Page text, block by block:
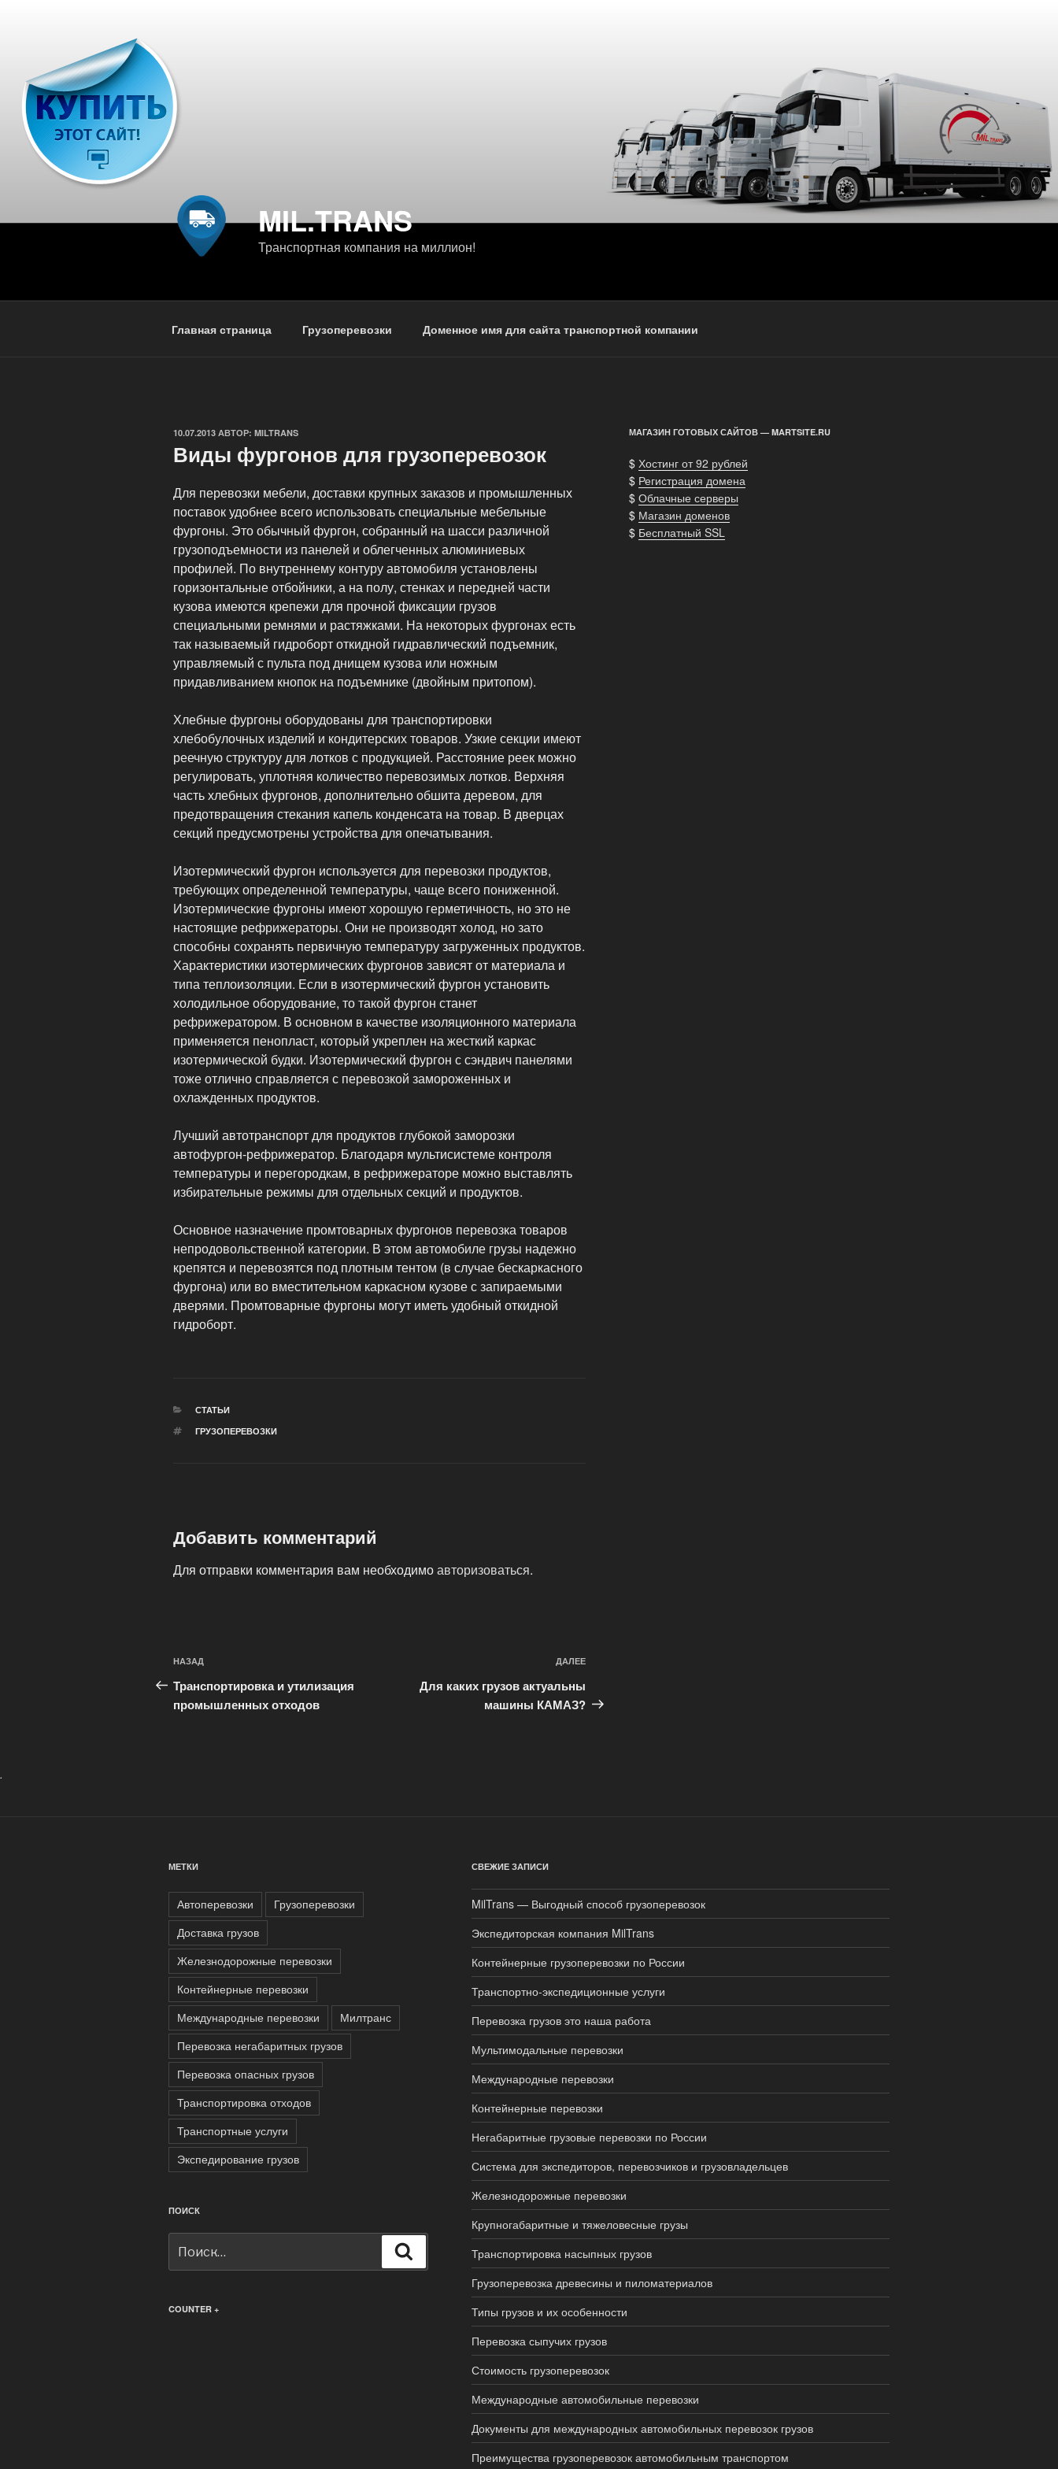
MIL.TRANS
Транспортная компания на миллион!
Главная страница Грузоперевозки Доменное имя для сайта транспортной компании
ОПУБЛИКОВАНО
10.07.2013 АВТОР: MILTRANS
Виды фургонов для грузоперевозок
Для перевозки мебели, доставки крупных заказов и промышленных
поставок удобнее всего использовать специальные мебельные
фургоны. Это обычный фургон, собранный на шасси различной
грузоподъемности из панелей и облегченных алюминиевых
профилей. По внутреннему контуру автомобиля установлены
горизонтальные отбойники, а на полу, стенках и передней части
кузова имеются крепежи для прочной фиксации грузов
специальными ремнями и растяжками. На некоторых фургонах есть
так называемый гидроборт откидной гидравлический подъемник,
управляемый с пульта под днищем кузова или ножным
придавливанием кнопок на подъемнике (двойным притопом).
Хлебные фургоны оборудованы для транспортировки
хлебобулочных изделий и кондитерских товаров. Узкие секции имеют
реечную структуру для лотков с продукцией. Расстояние реек можно
регулировать, уплотняя количество перевозимых лотков. Верхняя
часть хлебных фургонов, дополнительно обшита деревом, для
предотвращения стекания капель конденсата на товар. В дверцах
секций предусмотрены устройства для опечатывания.
Изотермический фургон используется для перевозки продуктов,
требующих определенной температуры, чаще всего пониженной.
Изотермические фургоны имеют хорошую герметичность, но это не
настоящие рефрижераторы. Они не производят холод, но зато
способны сохранять первичную температуру загруженных продуктов.
Характеристики изотермических фургонов зависят от материала и
типа теплоизоляции. Если в изотермический фургон установить
холодильное оборудование, то такой фургон станет
рефрижератором. В основном в качестве изоляционного материала
применяется пенопласт, который укреплен на жесткий каркас
изотермической будки. Изотермический фургон с сэндвич панелями
тоже отлично справляется с перевозкой замороженных и
охлажденных продуктов.
Лучший автотранспорт для продуктов глубокой заморозки
автофургон-рефрижератор. Благодаря мультисистеме контроля
температуры и перегородкам, в рефрижераторе можно выставлять
избирательные режимы для отдельных секций и продуктов.
Основное назначение промтоварных фургонов перевозка товаров
непродовольственной категории. В этом автомобиле грузы надежно
крепятся и перевозятся под плотным тентом (в случае бескаркасного
фургона) или во вместительном каркасном кузове с запираемыми
дверями. Промтоварные фургоны могут иметь удобный откидной
гидроборт.
РУБРИКИ
СТАТЬИ
МЕТКИ
ГРУЗОПЕРЕВОЗКИ
Добавить комментарий
Для отправки комментария вам необходимоавторизоваться.
Навигация
по
записям
Предыдущая
запись:
НАЗАД
Транспортировка и утилизация
промышленных отходов
ДАЛЕЕ
Для каких грузов актуальны
машины КАМАЗ?
МАГАЗИН ГОТОВЫХ САЙТОВ — MARTSITE.RU
$ Хостинг от 92 рублей
$ Регистрация домена
$ Облачные серверы
$ Магазин доменов
$ Бесплатный SSL
.
МЕТКИ
Автоперевозки
Грузоперевозки
Доставка грузов
Железнодорожные перевозки
Контейнерные перевозки
Международные перевозки
Милтранс
Перевозка негабаритных грузов
Перевозка опасных грузов
Транспортировка отходов
Транспортные услуги
Экспедирование грузов
ПОИСК
COUNTER +
СВЕЖИЕ ЗАПИСИ
MilTrans — Выгодный способ грузоперевозок
Экспедиторская компания MilTrans
Контейнерные грузоперевозки по России
Транспортно-экспедиционные услуги
Перевозка грузов это наша работа
Мультимодальные перевозки
Международные перевозки
Контейнерные перевозки
Негабаритные грузовые перевозки по России
Система для экспедиторов, перевозчиков и грузовладельцев
Железнодорожные перевозки
Крупногабаритные и тяжеловесные грузы
Транспортировка насыпных грузов
Грузоперевозка древесины и пиломатериалов
Типы грузов и их особенности
Перевозка сыпучих грузов
Стоимость грузоперевозок
Международные автомобильные перевозки
Документы для международных автомобильных перевозок грузов
Преимущества грузоперевозок автомобильным транспортом